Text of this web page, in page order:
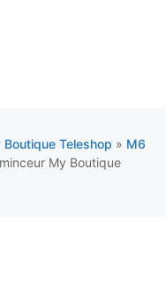
Boutique Teleshop » M6
My Boutique